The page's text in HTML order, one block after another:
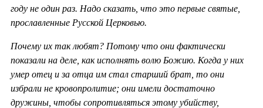
году не один раз. Надо сказать, что это первые святые,
прославленные Русской Церковью.
Почему их так любят? Потому что они фактически
показали на деле, как исполнять волю Божию. Когда у них
умер отец и за отца им стал старший брат, то они
избрали не кровопролитие; они имели достаточно
дружины, чтобы сопротивляться этому убийству,